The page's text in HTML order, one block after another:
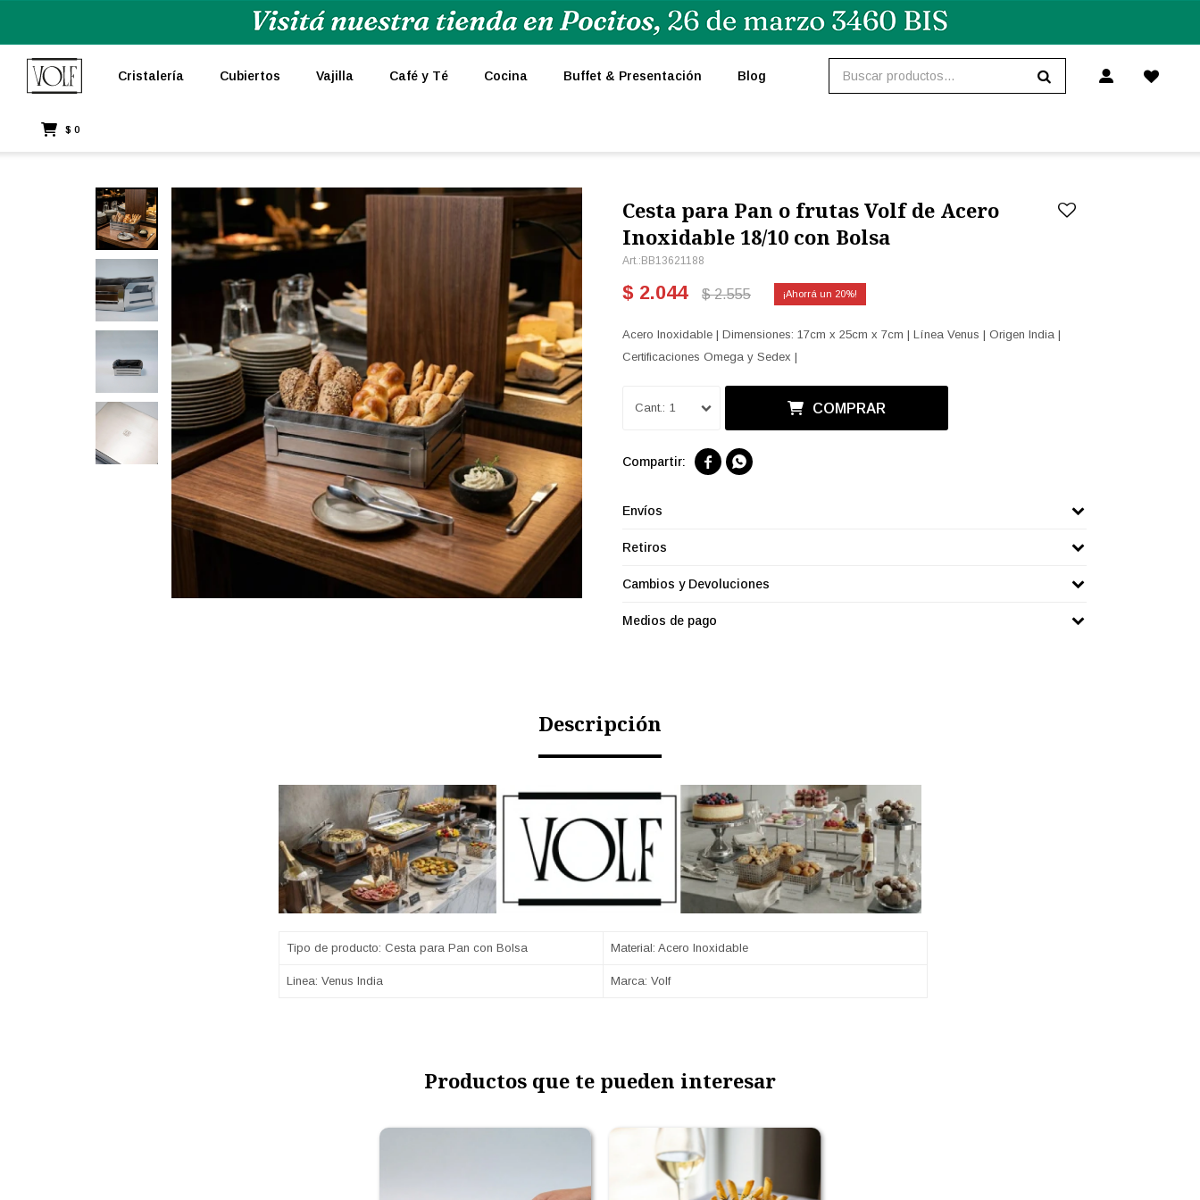
Cristalería Cubiertos Vajilla Café y Té Cocina Buffet & Presentación Blog
$ 0
Cesta para Pan o frutas Volf de Acero
Inoxidable 18/10 con Bolsa
BB13621188
$ 2.044 $ 2.555 20
Acero Inoxidable | Dimensiones: 17cm x 25cm x 7cm | Línea Venus | Origen India |
Certificaciones Omega y Sedex |
1 COMPRAR
 
Envíos
Retiros
Cambios y Devoluciones
Medios de pago
Descripción
Tipo de producto: Cesta para Pan con Bolsa Material: Acero Inoxidable
Linea: Venus India Marca: Volf
Productos que te pueden interesar